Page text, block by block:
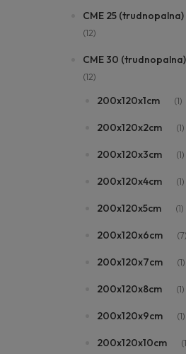
CME 25 (trudnopalna)
(12)
CME 30 (trudnopalna)
(12)
200x120x1cm (1)
200x120x2cm (1)
200x120x3cm (1)
200x120x4cm (1)
200x120x5cm (1)
200x120x6cm (7)
200x120x7cm (1)
200x120x8cm (1)
200x120x9cm (1)
200x120x10cm